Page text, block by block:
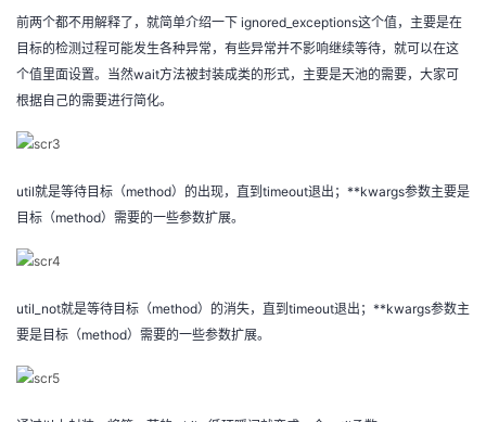
证
实
验
的
收
藏
持
建
议
前两个都不用解释了，就简单介绍一下 ignored_exceptions这个值，主要是在
目标的检测过程可能发生各种异常，有些异常并不影响继续等待，就可以在这
个值里面设置。当然wait方法被封装成类的形式，主要是天池的需要，大家可
根据自己的需要进行简化。
util就是等待目标（method）的出现，直到timeout退出；**kwargs参数主要是
目标（method）需要的一些参数扩展。
util_not就是等待目标（method）的消失，直到timeout退出；**kwargs参数主
要是目标（method）需要的一些参数扩展。